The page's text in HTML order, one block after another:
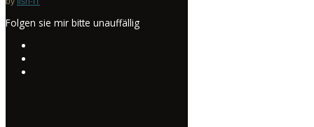
Folgen sie mir bitte unauffällig